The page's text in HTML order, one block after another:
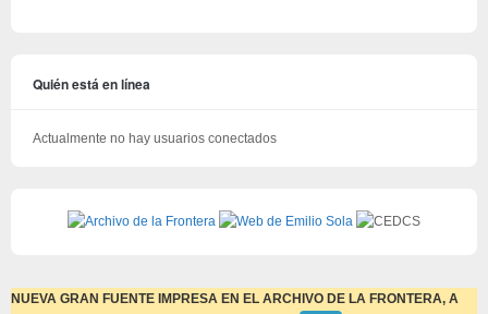
Quién está en línea
Actualmente no hay usuarios conectados
NUEVA GRAN FUENTE IMPRESA EN EL ARCHIVO DE LA FRONTERA, A